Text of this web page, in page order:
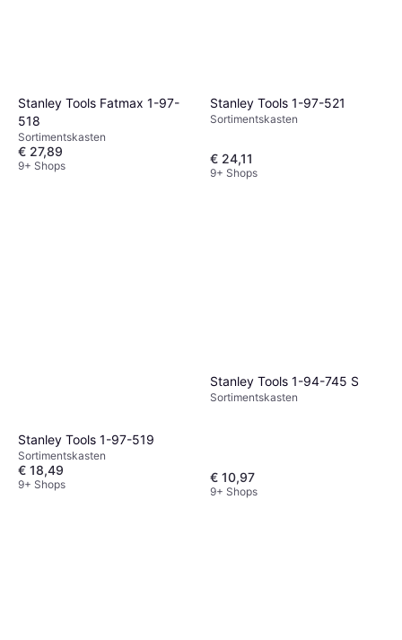
Stanley Tools Fatmax 1-97-
518
Sortimentskasten
€ 27,89
9+ Shops
Stanley Tools 1-97-521
Sortimentskasten
€ 24,11
9+ Shops
Stanley Tools 1-97-519
Sortimentskasten
€ 18,49
9+ Shops
Stanley Tools 1-94-745 S
Sortimentskasten
€ 10,97
9+ Shops